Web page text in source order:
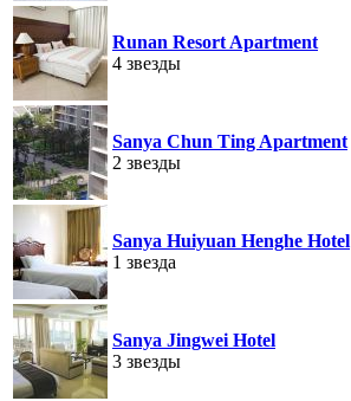
Runan Resort Apartment
4 звезды
Sanya Chun Ting Apartment
2 звезды
Sanya Huiyuan Henghe Hotel
1 звезда
Sanya Jingwei Hotel
3 звезды